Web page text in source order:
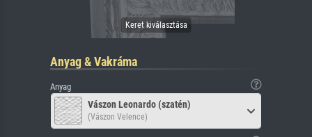
Anyag & Vakráma
Anyag
Vászon Leonardo (szatén)
(Vászon Velence)